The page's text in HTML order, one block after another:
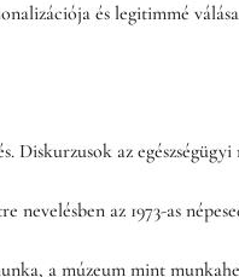
és legitimmé válása
Diskurzusok az egészségügyi
nevelésben az 1973-as
a múzeum mint